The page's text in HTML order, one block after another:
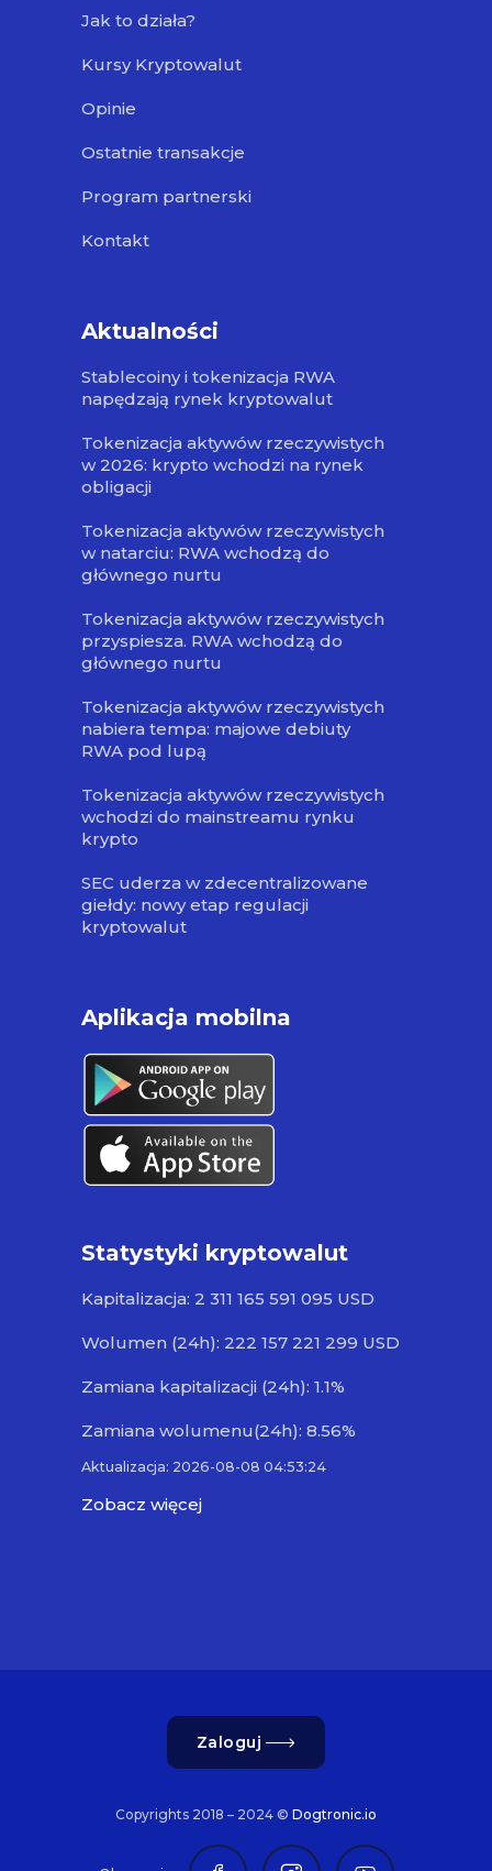
Jak to działa?
Kursy Kryptowalut
Opinie
Ostatnie transakcje
Program partnerski
Kontakt
Aktualności
Stablecoiny i tokenizacja RWA
napędzają rynek kryptowalut
Tokenizacja aktywów rzeczywistych
w 2026: krypto wchodzi na rynek
obligacji
Tokenizacja aktywów rzeczywistych
w natarciu: RWA wchodzą do
głównego nurtu
Tokenizacja aktywów rzeczywistych
przyspiesza. RWA wchodzą do
głównego nurtu
Tokenizacja aktywów rzeczywistych
nabiera tempa: majowe debiuty
RWA pod lupą
Tokenizacja aktywów rzeczywistych
wchodzi do mainstreamu rynku
krypto
SEC uderza w zdecentralizowane
giełdy: nowy etap regulacji
kryptowalut
Aplikacja mobilna
Statystyki kryptowalut
Kapitalizacja: 2 311 165 591 095 USD
Wolumen (24h): 222 157 221 299 USD
Zamiana kapitalizacji (24h): 1.1%
Zamiana wolumenu(24h): 8.56%
Aktualizacja: 2026-08-08 04:53:24
Zobacz więcej
Zaloguj
Copyrights 2018 – 2024 © Dogtronic.io